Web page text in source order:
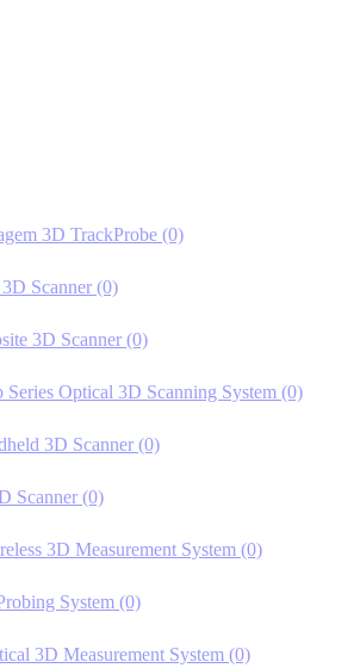
3D TrackProbe (0)
Scanner (0)
3D Scanner (0)
Series Optical 3D Scanning System (0)
3D Scanner (0)
Scanner (0)
3D Measurement System (0)
System (0)
3D Measurement System (0)